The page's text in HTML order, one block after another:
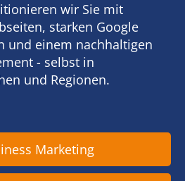
wir Sie mit
starken Google
und einem nachhaltigen
- selbst in
und Regionen.
Marketing